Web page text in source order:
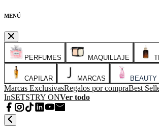
MENÚ
PERFUMES MAQUILLAJE
CAPILAR MARCAS BEAUTY
Marcas ExclusivasRegalos por compraBest
InSETSTRY ONVer todo